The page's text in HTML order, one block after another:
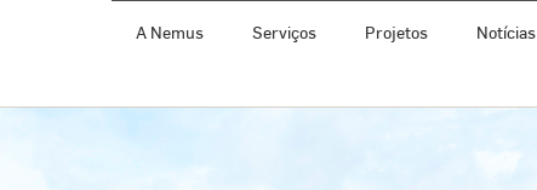
A Nemus Serviços Projetos Notícias